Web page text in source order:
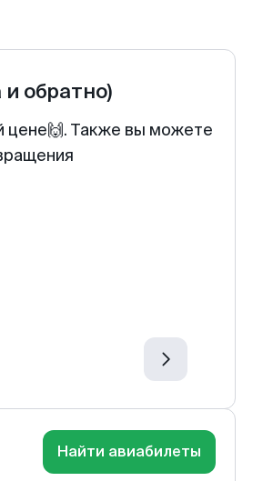
и обратно)
цене🙌. Также вы можете
Найти авиабилеты